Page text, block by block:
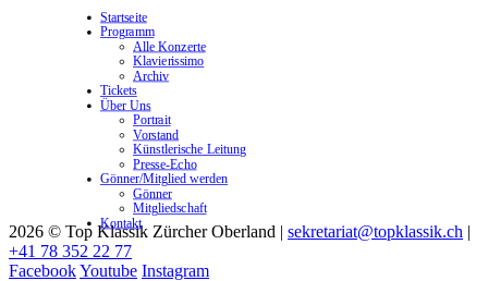
2026 © Top Klassik Zürcher Oberland | sekretariat@topklassik.ch |
+41 78 352 22 77
FacebookYoutube Instagram
Startseite
Programm
Alle Konzerte
Klavierissimo
Archiv
Tickets
Über Uns
Portrait
Vorstand
Künstlerische Leitung
Presse-Echo
Gönner/Mitglied werden
Gönner
Mitgliedschaft
Kontakt